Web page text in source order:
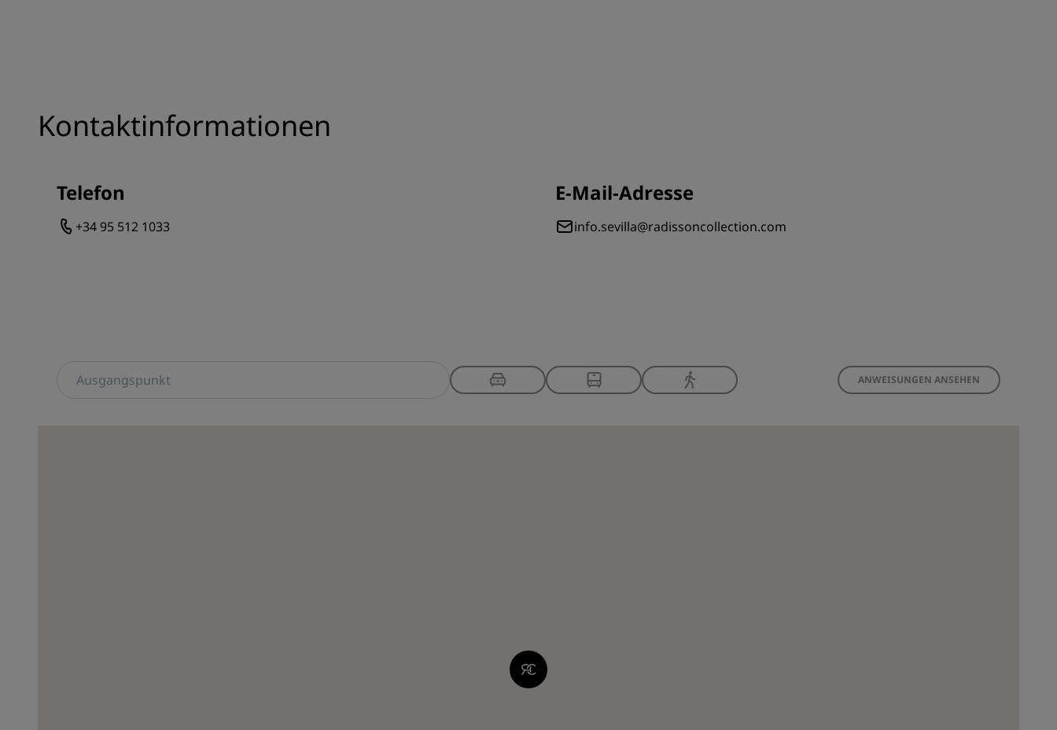
Kontaktinformationen
Telefon
+34 95 512 1033
E-Mail-Adresse
info.sevilla@radissoncollection.com
ANWEISUNGEN ANSEHEN